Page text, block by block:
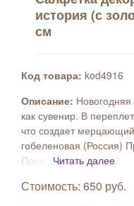
история (с
см
Код товара: kod4916
Описание:
как сувенир. В
что создает
гобеленовая (Россия)
Поса... Читать далее
Стоимость: 650 руб.